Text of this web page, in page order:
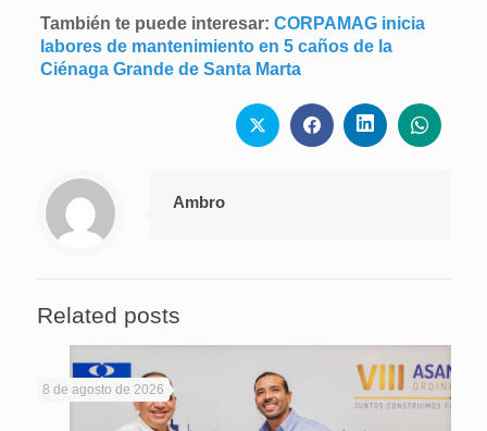
También te puede interesar:CORPAMAG inicia
labores de mantenimiento en 5 caños de la
Ciénaga Grande de Santa Marta
Ambro
Related posts
8 de agosto de 2026